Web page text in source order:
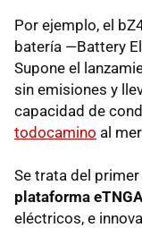
Por ejemplo, el
batería —Battery
Supone el
sin emisiones y
capacidad de
todocamino al
Se trata del
plataforma eTNGA
eléctricos, e